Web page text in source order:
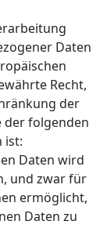
Daten
Recht,
der
der folgenden
ist:
Daten wird
und zwar für
ermöglicht,
Daten zu